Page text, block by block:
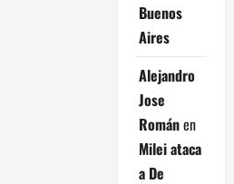
Buenos
Aires
Alejandro
Jose
Románen
Milei ataca
a De